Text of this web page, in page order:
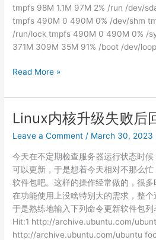
tmpfs 98M 1.1M 97M 2% /run /dev/
tmpfs 490M 0 490M 0% /dev/shm
/run/lock tmpfs 490M 0 490M 0% /
371M 309M 35M 91% /boot /dev/
Linux
核
升
级
失
原
因
找
到
Read More »
Linux内核升级失败后
Leave a Comment / March 30, 2023
今天在不定期检查服务器运行状态时
可以更新，于是想着今天相对不那么
软件包吧。这样的操作经常做的，很多
在功能使用上没啥特别大的需求，整个
于是熟练地输入下列命令更新软件包
Hit:1 http://archive.ubuntu.com/
http://archive.ubuntu.com/ubuntu